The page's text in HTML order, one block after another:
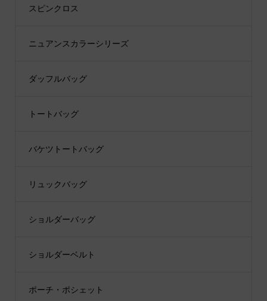
スピンクロス
ニュアンスカラーシリーズ
ダッフルバッグ
トートバッグ
バケツトートバッグ
リュックバッグ
ショルダーバッグ
ショルダーベルト
ポーチ・ポシェット